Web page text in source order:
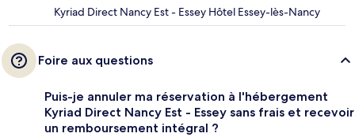
Kyriad Direct Nancy Est - Essey Hôtel Essey-lès-Nancy
Foire aux questions
Puis-je annuler ma réservation à l'hébergement
Kyriad Direct Nancy Est - Essey sans frais et recevoir
un remboursement intégral ?